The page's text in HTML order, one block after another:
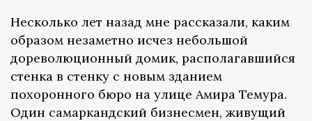
Несколько лет назад мне рассказали, каким
образом незаметно исчез небольшой
дореволюционный домик, располагавшийся
стенка в стенку с новым зданием
похоронного бюро на улице Амира Темура.
Один самаркандский бизнесмен, живущий